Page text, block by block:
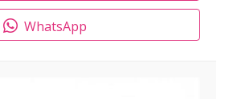
WhatsApp